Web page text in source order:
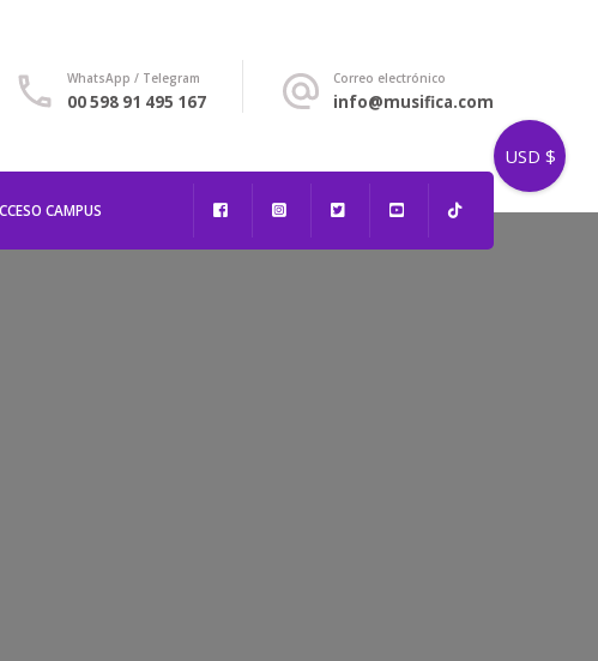
WhatsApp / Telegram
00 598 91 495 167
Correo electrónico
info@musifica.com
CAMPUS
USD $